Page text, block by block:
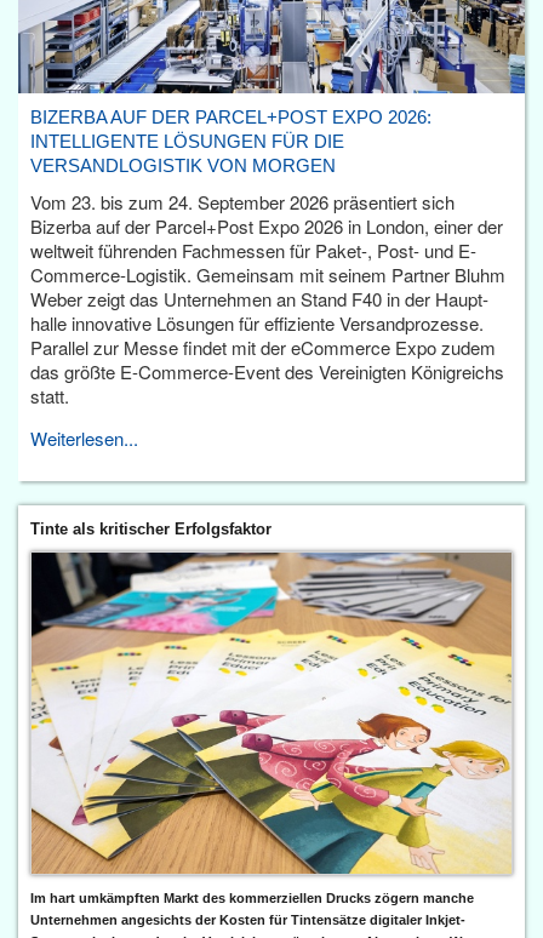
BIZERBA AUF DER PARCEL+POST EXPO 2026:
INTELLIGENTE LÖSUNGEN FÜR DIE
VERSANDLOGISTIK VON MORGEN
Vom 23. bis zum 24. September 2026 präsentiert sich
Bizerba auf der Parcel+Post Expo 2026 in London, einer der
weltweit führenden Fachmessen für Paket-, Post- und E-
Commerce-Logistik. Gemeinsam mit seinem Partner Bluhm
Weber zeigt das Unternehmen an Stand F40 in der Haupt­
halle innovative Lösungen für effiziente Versandprozesse.
Parallel zur Messe findet mit der eCommerce Expo zudem
das größte E-Commerce-Event des Vereinigten Königreichs
statt.
Weiterlesen...
Tinte als kritischer Erfolgsfaktor
Im hart umkämpften Markt des kommerziellen Drucks zögern manche
Unternehmen angesichts der Kosten für Tintensätze digitaler Inkjet-